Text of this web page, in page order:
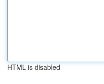
HTML is disabled